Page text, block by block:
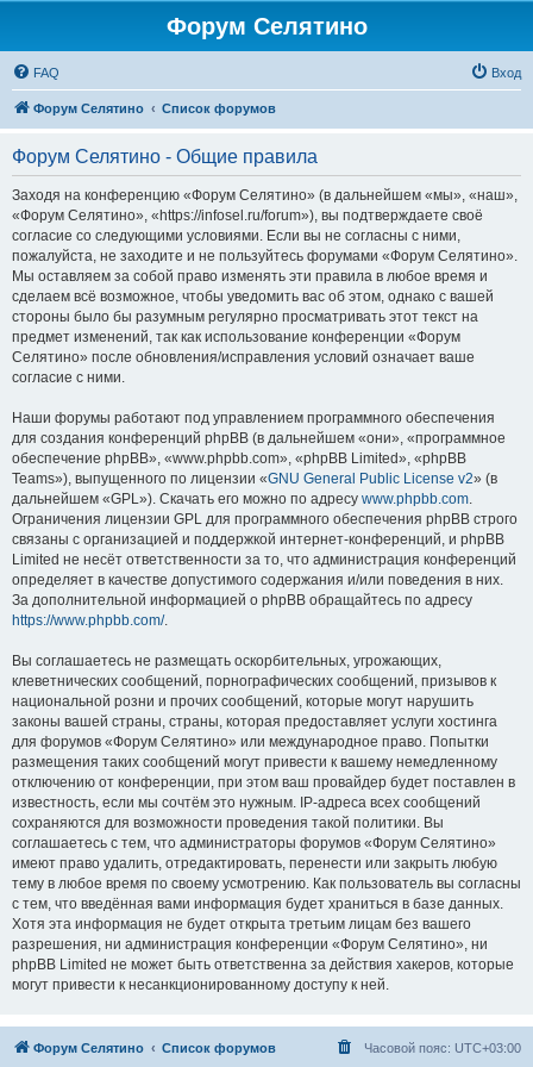
Форум Селятино
FAQ Вход
Форум Селятино Список форумов
Форум Селятино - Общие правила
Заходя на конференцию «Форум Селятино» (в дальнейшем «мы», «наш»,
«Форум Селятино», «https://infosel.ru/forum»), вы подтверждаете своё
согласие со следующими условиями. Если вы не согласны с ними,
пожалуйста, не заходите и не пользуйтесь форумами «Форум Селятино».
Мы оставляем за собой право изменять эти правила в любое время и
сделаем всё возможное, чтобы уведомить вас об этом, однако с вашей
стороны было бы разумным регулярно просматривать этот текст на
предмет изменений, так как использование конференции «Форум
Селятино» после обновления/исправления условий означает ваше
согласие с ними.
Наши форумы работают под управлением программного обеспечения
для создания конференций phpBB (в дальнейшем «они», «программное
обеспечение phpBB», «www.phpbb.com», «phpBB Limited», «phpBB
Teams»), выпущенного по лицензии «GNU General Public License v2» (в
дальнейшем «GPL»). Скачать его можно по адресу www.phpbb.com.
Ограничения лицензии GPL для программного обеспечения phpBB строго
связаны с организацией и поддержкой интернет-конференций, и phpBB
Limited не несёт ответственности за то, что администрация конференций
определяет в качестве допустимого содержания и/или поведения в них.
За дополнительной информацией о phpBB обращайтесь по адресу
https://www.phpbb.com/.
Вы соглашаетесь не размещать оскорбительных, угрожающих,
клеветнических сообщений, порнографических сообщений, призывов к
национальной розни и прочих сообщений, которые могут нарушить
законы вашей страны, страны, которая предоставляет услуги хостинга
для форумов «Форум Селятино» или международное право. Попытки
размещения таких сообщений могут привести к вашему немедленному
отключению от конференции, при этом ваш провайдер будет поставлен в
известность, если мы сочтём это нужным. IP-адреса всех сообщений
сохраняются для возможности проведения такой политики. Вы
соглашаетесь с тем, что администраторы форумов «Форум Селятино»
имеют право удалить, отредактировать, перенести или закрыть любую
тему в любое время по своему усмотрению. Как пользователь вы согласны
с тем, что введённая вами информация будет храниться в базе данных.
Хотя эта информация не будет открыта третьим лицам без вашего
разрешения, ни администрация конференции «Форум Селятино», ни
phpBB Limited не может быть ответственна за действия хакеров, которые
могут привести к несанкционированному доступу к ней.
Форум Селятино Список форумов Часовой пояс: UTC+03:00